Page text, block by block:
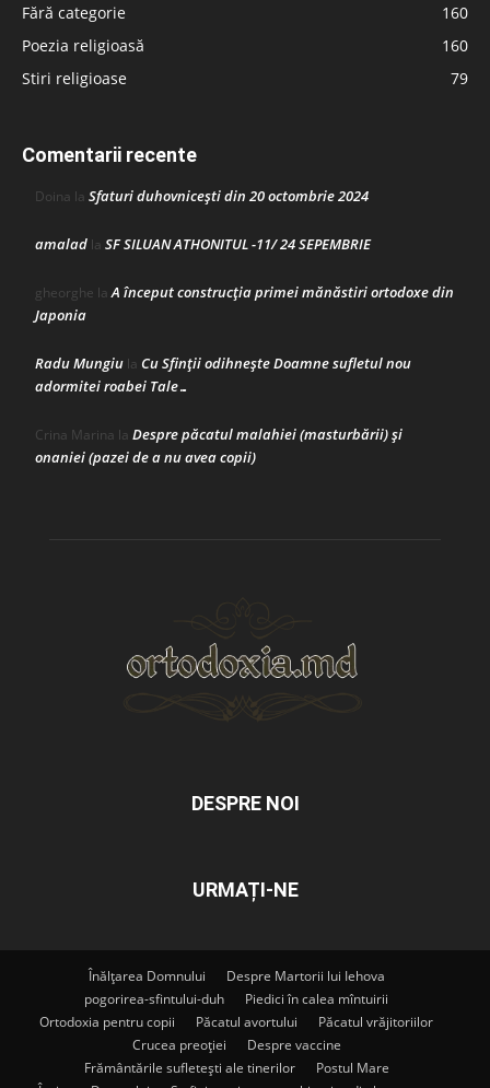
Fără categorie
160
Poezia religioasă
160
Stiri religioase
79
Comentarii recente
Doina la Sfaturi duhovnicești din 20 octombrie 2024
amalad la SF SILUAN ATHONITUL -11/ 24 SEPEMBRIE
gheorghe laA început construcţia primei mănăstiri ortodoxe din
Japonia
Radu Mungiu la Cu Sfinții odihnește Doamne sufletul nou
adormitei roabei Tale…
Crina Marina la Despre păcatul malahiei (masturbării) şi
onaniei (pazei de a nu avea copii)
DESPRE NOI
URMAȚI-NE
Înălțarea Domnului
Despre Martorii lui Iehova
pogorirea-sfintului-duh
Piedici în calea mîntuirii
Ortodoxia pentru copii
Păcatul avortului
Păcatul vrăjitoriilor
Crucea preoției
Despre vaccine
Frământările sufletești ale tinerilor
Postul Mare